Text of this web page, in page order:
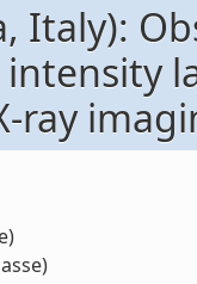
Italy):
ray